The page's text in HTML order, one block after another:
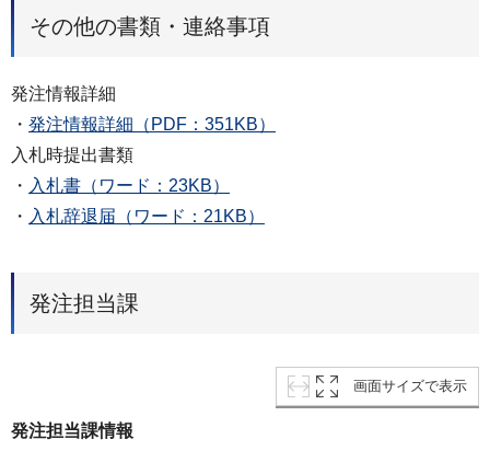
その他の書類・連絡事項
発注情報詳細
・ 発注情報詳細（PDF：351KB）
入札時提出書類
・ 入札書（ワード：23KB）
・ 入札辞退届（ワード：21KB）
発注担当課
画面サイズで表示
発注担当課情報